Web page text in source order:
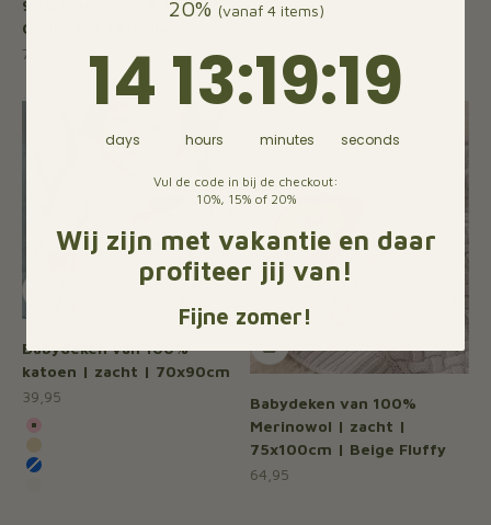
90% Merinowol & 10%
Cashmere | Moalie
Aanbiedingsprijs
79,90
Babydeken van 100%
katoen | zacht | 70x90cm
Aanbiedingsprijs
39,95
Kleur
Roze
Beige
Blauw
Babydeken van 100%
Merinowol | zacht |
75x100cm | Beige Fluffy
Aanbiedingsprijs
64,95
20% (vanaf 4 items)
14
days
13
hours
:19
minutes
:18
seconds
Vul de code in bij de checkout:
10%, 15% of 20%
Wij zijn met vakantie en daar
profiteer jij van!
Fijne zomer!